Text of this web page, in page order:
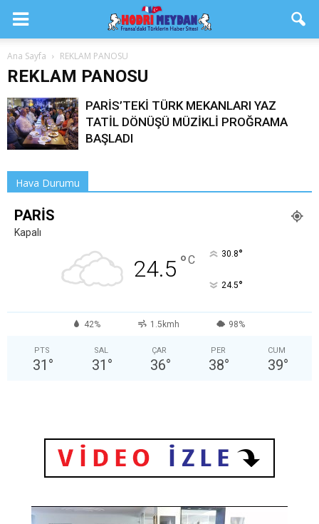
Ana Sayfa REKLAM PANOSU
REKLAM PANOSU
PARİS’TEKİ TÜRK MEKANLARI YAZ
TATİL DÖNÜŞÜ MÜZİKLİ PROĞRAMA
BAŞLADI
Hava Durumu
PARIS
Kapalı
24.5 °C 30.8°
24.5°
42% 1.5kmh 98%
PTS
31 °
SAL
31 °
ÇAR
36°
PER
38°
CUM
39°